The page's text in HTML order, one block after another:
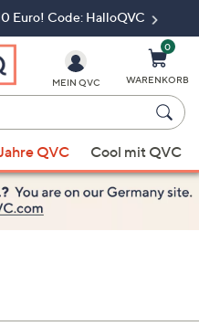
Euro! Code: HalloQVC
MEIN QVC
0
WARENKORB
QVC Cool mit QVC